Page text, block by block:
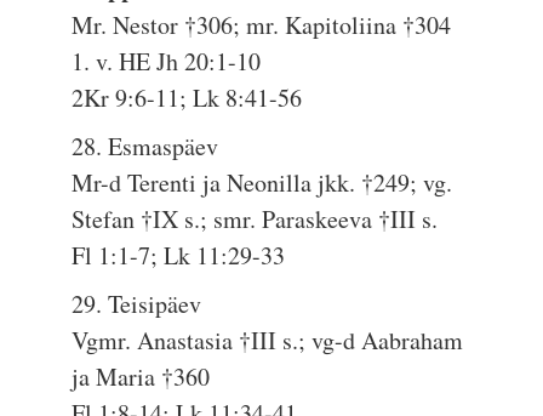
Mr. Nestor †306; mr. Kapitoliina †304
1. v. HE Jh 20:1-10
2Kr 9:6-11; Lk 8:41-56
28. Esmaspäev
Mr-d Terenti ja Neonilla jkk. †249; vg.
Stefan †IX s.; smr. Paraskeeva †III s.
Fl 1:1-7; Lk 11:29-33
29. Teisipäev
Vgmr. Anastasia †III s.; vg-d Aabraham
ja Maria †360